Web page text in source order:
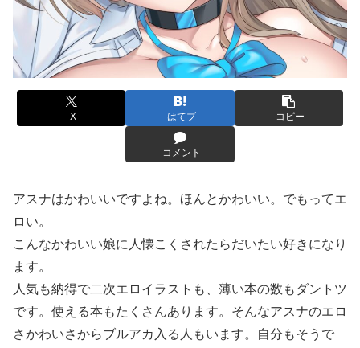
X はてブ コピー
コメント
アスナはかわいいですよね。ほんとかわいい。でもってエ
ロい。
こんなかわいい娘に人懐こくされたらだいたい好きになり
ます。
人気も納得で二次エロイラストも、薄い本の数もダントツ
です。使える本もたくさんあります。そんなアスナのエロ
さかわいさからブルアカ入る人もいます。自分もそうで